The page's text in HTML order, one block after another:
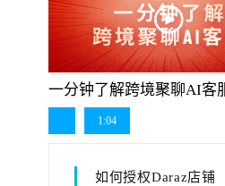
一分钟了解跨境聚聊AI客
1:04
如何授权Daraz店铺